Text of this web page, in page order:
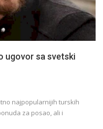
ugovor sa svetski
najpopularnijih turskih
za posao, ali i